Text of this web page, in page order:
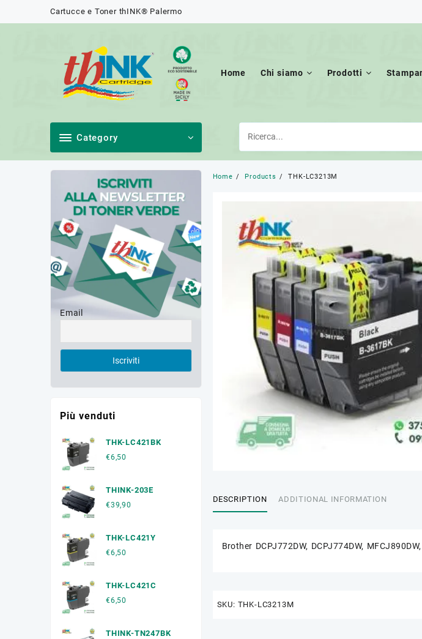
Cartucce e Toner thINK® Palermo
Home Chi siamo Prodotti
Category
Home Products THK-LC3213M
DESCRIPTION ADDITIONAL INFORMATION
Brother DCPJ772DW, DCPJ774DW,
SKU: THK-LC3213M
Email
Più venduti
THK-LC421BK
€6,50
THINK-203E
€39,90
THK-LC421Y
€6,50
THK-LC421C
€6,50
THINK-TN247BK